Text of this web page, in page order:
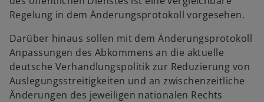
Regelung in dem Änderungsprotokoll vorgesehen.
Darüber hinaus sollen mit dem Änderungsprotokoll
Anpassungen des Abkommens an die aktuelle
deutsche Verhandlungspolitik zur Reduzierung von
Auslegungsstreitigkeiten und an zwischenzeitliche
Änderungen des jeweiligen nationalen Rechts